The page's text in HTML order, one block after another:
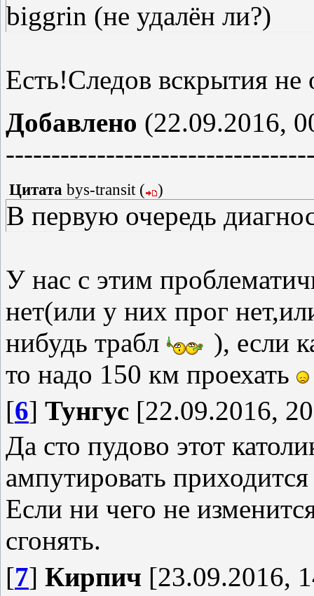
biggrin (не удалён ли?)
Есть!Следов вскрытия не
Добавлено (22.09.2016,
Цитата bys-transit( )
В первую очередь
У нас с этим
нет(или у них прог
нибудь трабл
), если
то надо 150 км проехать
[6] Тунгус [22.09.2016,
Да сто пудово этот
ампутировать
Если ни чего не
сгонять.
[7] Кирпич [23.09.2016,